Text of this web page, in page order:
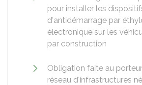
pour installer les
d'antidémarrage par
électronique sur les
par construction
Obligation faite au
réseau d'infrastructures